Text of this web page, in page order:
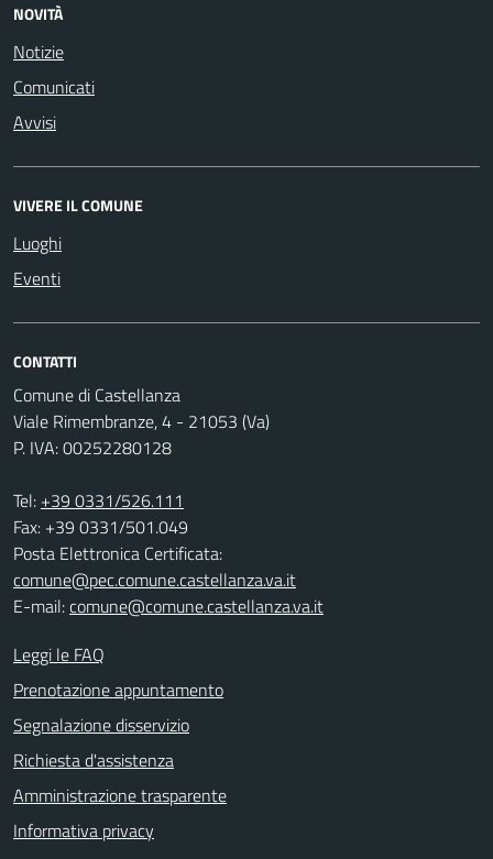
NOVITÀ
Notizie
Comunicati
Avvisi
VIVERE IL COMUNE
Luoghi
Eventi
CONTATTI
Comune di Castellanza
Viale Rimembranze, 4 - 21053 (Va)
P. IVA: 00252280128
Tel: +39 0331/526.111
Fax: +39 0331/501.049
Posta Elettronica Certificata:
comune@pec.comune.castellanza.va.it
E-mail:comune@comune.castellanza.va.it
Leggi le FAQ
Prenotazione appuntamento
Segnalazione disservizio
Richiesta d'assistenza
Amministrazione trasparente
Informativa privacy